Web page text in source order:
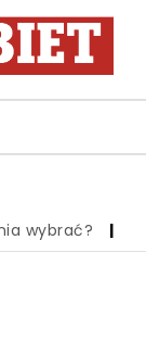
| Zbiór